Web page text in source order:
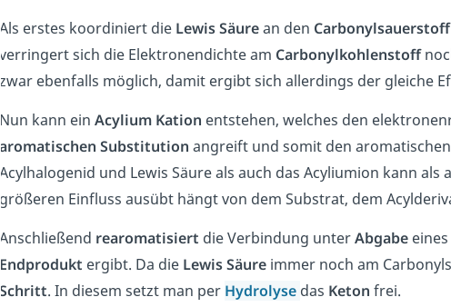
Als erstes koordiniert die LewisSäurean den Carbonylsauerstoff
verringert sich die Elektronendichte am Carbonylkohlenstoff
zwar ebenfalls möglich, damit ergibt sich allerdings der gleiche
Nun kann ein Acylium Kation entstehen, welches den
aromatischen Substitution angreift und somit den
Acylhalogenid und Lewis Säure als auch das Acyliumion kann als
größeren Einfluss ausübt hängt von dem Substrat, dem
Anschließend rearomatisiert die Verbindung unterAbgabe eines
Endprodukt ergibt. Da die LewisSäure immer noch am
Schritt. In diesem setzt man per Hydrolyse das Keton frei.